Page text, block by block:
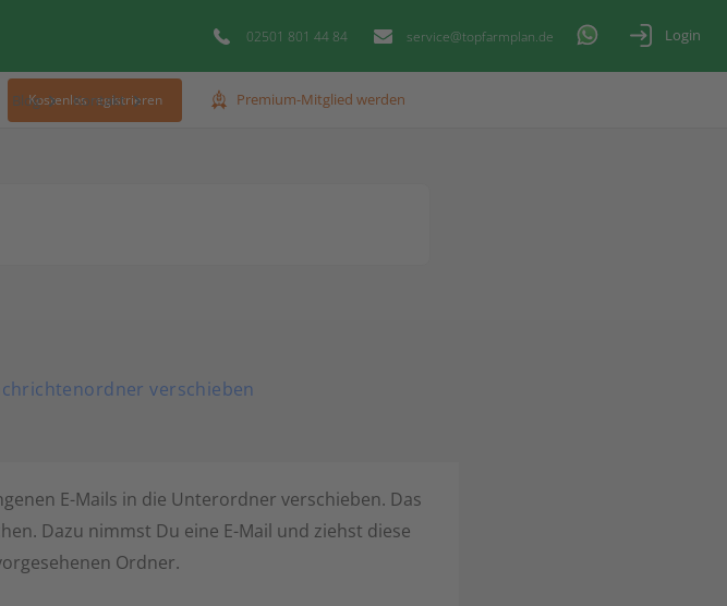
02501 801 44 84 service@topfarmplan.de Login
Blog Kontakt
Kostenlos registrieren Premium-Mitglied werden
verschieben
E-Mails in die Unterordner verschieben. Das
Dazu nimmst Du eine E-Mail und ziehst diese
Ordner.